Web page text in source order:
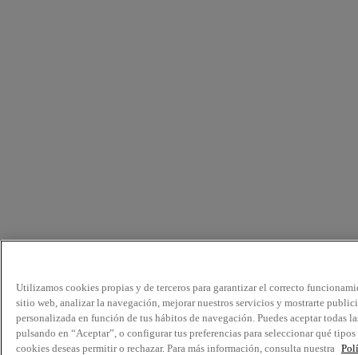
Utilizamos cookies propias y de terceros para garantizar el correcto
sitio web, analizar la navegación, mejorar nuestros servicios y mostrarte
personalizada en función de tus hábitos de navegación. Puedes aceptar todas
pulsando en “Aceptar”, o configurar tus preferencias para seleccionar qué tipos
cookies deseas permitir o rechazar. Para más información, consulta nuestra